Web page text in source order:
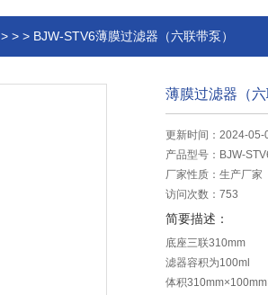
> > > BJW-STV6薄膜过滤器（六联带泵）
薄膜过滤器（六
更新时间：2024-05-
产品型号： BJW-
厂家性质： 生产厂家
访问次数： 753
简要描述：
底座三联310mm
滤器容积为100ml
体积